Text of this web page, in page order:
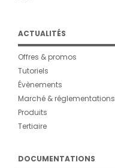
ACTUALITÉS
Offres & promos
Tutoriels
Évènements
Marché & réglementations
Produits
Tertiaire
DOCUMENTATIONS